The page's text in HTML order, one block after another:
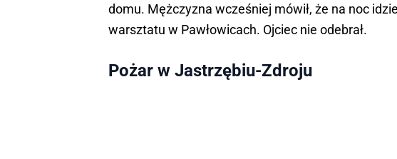
domu. Mężczyzna wcześniej mówił, że na noc
warsztatu w Pawłowicach. Ojciec nie odebrał.
Pożar w Jastrzębiu-Zdroju